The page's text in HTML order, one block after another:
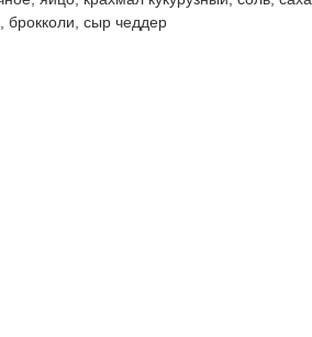
брокколи, сыр чеддер